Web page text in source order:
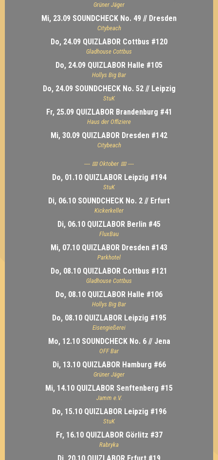
Grüner Jäger
Mi, 23.09 SOUNDCHECK No. 49 // Dresden
Citybeach
Do, 24.09 QUIZLABOR Cottbus #120
Gladhouse Cottbus
Do, 24.09 QUIZLABOR Halle #105
Hollys Big Bar
Do, 24.09 SOUNDCHECK No. 52 // Leipzig
StuK
Fr, 25.09 QUIZLABOR Brandenburg #41
Haus der Offiziere
Mi, 30.09 QUIZLABOR Dresden #142
Citybeach
---- 📅 Oktober 📅 ----
Do, 01.10 QUIZLABOR Leipzig #194
StuK
Di, 06.10 SOUNDCHECK No. 2 // Erfurt
Kickerkeller
Di, 06.10 QUIZLABOR Berlin #45
FluxBau
Mi, 07.10 QUIZLABOR Dresden #143
Parkhotel
Do, 08.10 QUIZLABOR Cottbus #121
Gladhouse Cottbus
Do, 08.10 QUIZLABOR Halle #106
Hollys Big Bar
Do, 08.10 QUIZLABOR Leipzig #195
Eisengießerei
Mo, 12.10 SOUNDCHECK No. 6 // Jena
OFF Bar
Di, 13.10 QUIZLABOR Hamburg #66
Grüner Jäger
Mi, 14.10 QUIZLABOR Senftenberg #15
Jamm e.V.
Do, 15.10 QUIZLABOR Leipzig #196
StuK
Fr, 16.10 QUIZLABOR Görlitz #37
Rabryka